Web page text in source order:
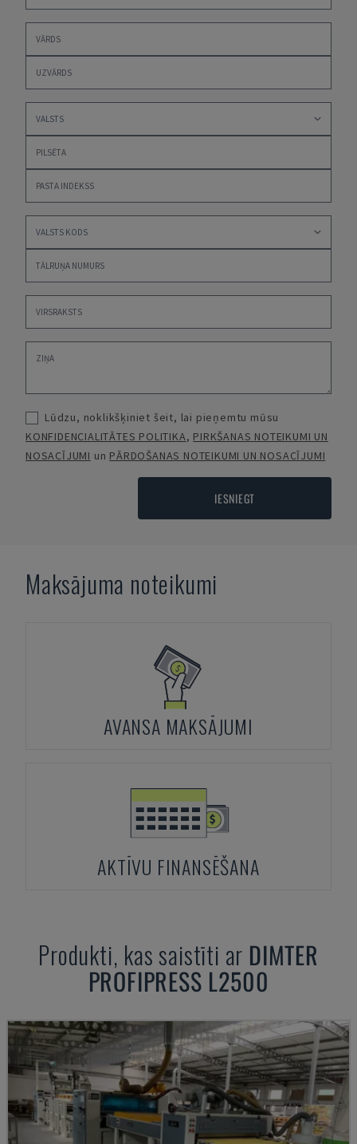
Lūdzu, noklikšķiniet šeit, lai pieņemtu mūsu
KONFIDENCIALITĀTES POLITIKA, PIRKŠANAS NOTEIKUMI UN
NOSACĪJUMI un PĀRDOŠANAS NOTEIKUMI UN NOSACĪJUMI
IESNIEGT
Maksājuma noteikumi
AVANSA MAKSĀJUMI
AKTĪVU FINANSĒŠANA
Produkti, kas saistīti ar DIMTER
PROFIPRESS L2500